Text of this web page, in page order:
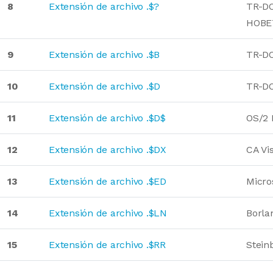
8 Extensión de archivo .$?
TR-
9 Extensión de archivo .$B TR-
10 Extensión de archivo .$D TR-
11 Extensión de archivo .$D$ OS/2
12 Extensión de archivo .$DX CA
13 Extensión de archivo .$ED
14 Extensión de archivo .$LN
15 Extensión de archivo .$RR